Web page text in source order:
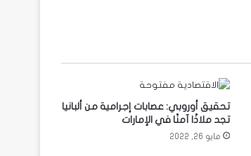
تحقيق أوروبي: عصابات إجرامية من ألبانيا
تجد ملاذًا آمنًا في الإمارات
مايو 26, 2022